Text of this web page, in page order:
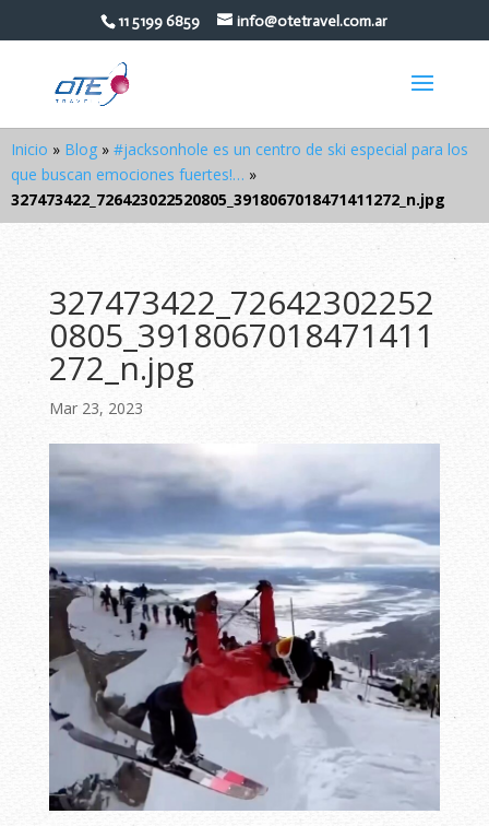
11 5199 6859 info@otetravel.com.ar
Inicio » Blog » #jacksonhole es un centro de ski especial para los
que buscan emociones fuertes!… »
327473422_726423022520805_3918067018471411272_n.jpg
327473422_72642302252
0805_3918067018471411
272_n.jpg
Mar 23, 2023